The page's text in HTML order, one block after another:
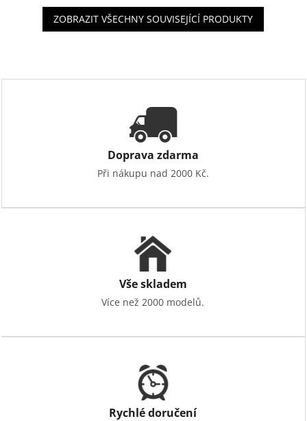
ZOBRAZIT VŠECHNY SOUVISEJÍCÍ PRODUKTY
Doprava zdarma
Při nákupu nad 2000 Kč.
Vše skladem
Více než 2000 modelů.
Rychlé doručení